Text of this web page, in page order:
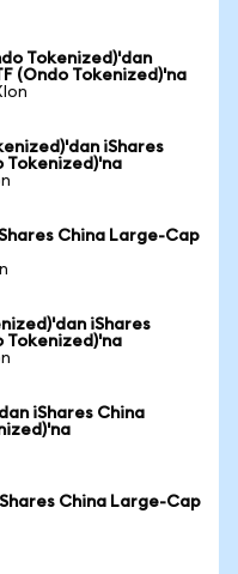
Tokenized)'dan
(Ondo Tokenized)'na
iShares
Tokenized)'na
China Large-Cap
iShares
Tokenized)'na
iShares China
China Large-Cap